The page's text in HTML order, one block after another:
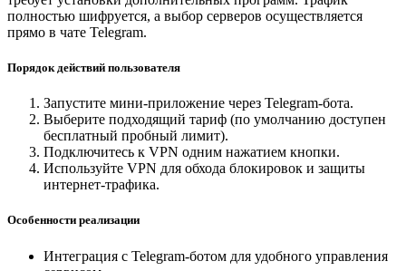
полностью шифруется, а выбор серверов осуществляется
прямо в чате Telegram.
Порядок действий пользователя
Запустите мини-приложение через Telegram-бота.
Выберите подходящий тариф (по умолчанию доступен
бесплатный пробный лимит).
Подключитесь к VPN одним нажатием кнопки.
Используйте VPN для обхода блокировок и защиты
интернет-трафика.
Особенности реализации
Интеграция с Telegram-ботом для удобного управления